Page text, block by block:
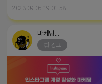
2023-09-05 19:01:58
광고